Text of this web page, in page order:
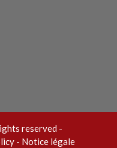
reserved -
- Notice légale